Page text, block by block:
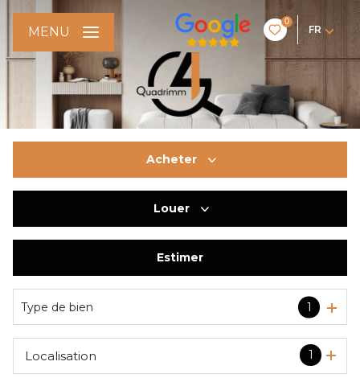
0
FR
MENU
Acheter
De l'immo pro
Louer
Estimer
Type de bien 1
1
Localisation